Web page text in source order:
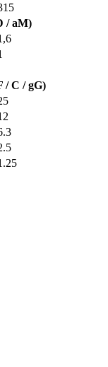
/ aM)
/ C / gG)